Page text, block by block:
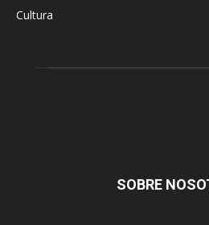
Cultura
SOBRE